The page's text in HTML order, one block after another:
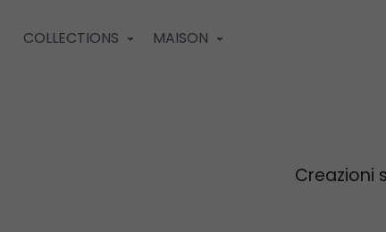
COLLECTIONS MAISON
Creazioni